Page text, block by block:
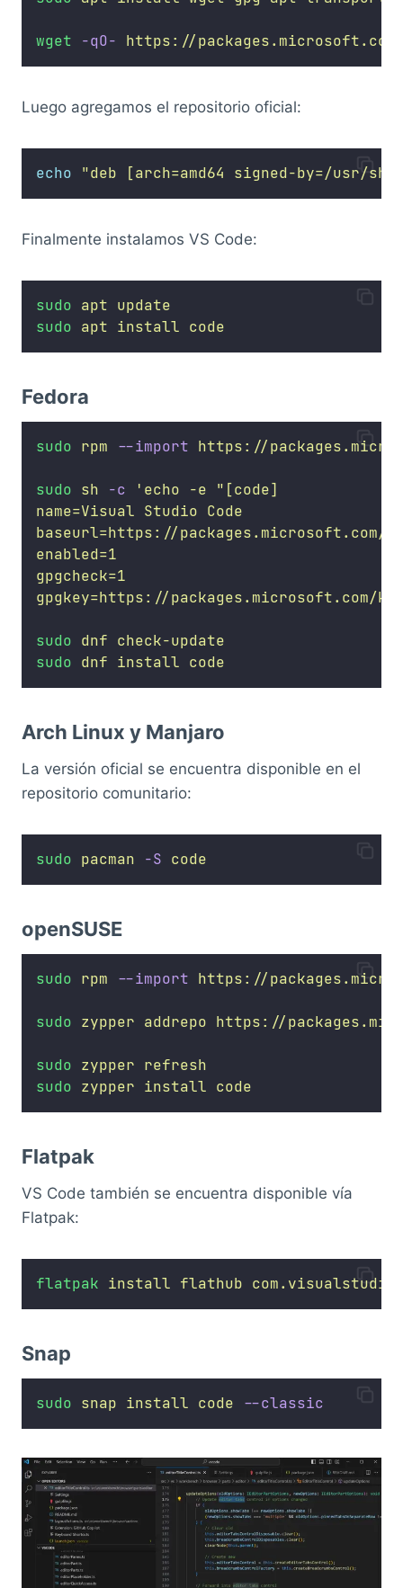
wget -qO- https://
Luego agregamos el repositorio oficial:
echo "deb [arch=amd64 signed-by=/usr/
Finalmente instalamos VS Code:
sudo apt update
sudo apt install code
Fedora
sudo rpm --import https://
sudo sh -c ' echo -e "[code]
name=Visual Studio Code
baseurl=https://packages.microsoft.com/
enabled=1
gpgcheck=1
gpgkey=https://packages.microsoft.com/
sudo dnf check-update
sudo dnf install code
Arch Linux y Manjaro
La versión oficial se encuentra disponible en el
repositorio comunitario:
sudo pacman -S code
openSUSE
sudo rpm --import https://
sudo zypper addrepo https://
sudo zypper refresh
sudo zypper install code
Flatpak
VS Code también se encuentra disponible vía
Flatpak:
flatpak install flathub
Snap
sudo snap install code --classic